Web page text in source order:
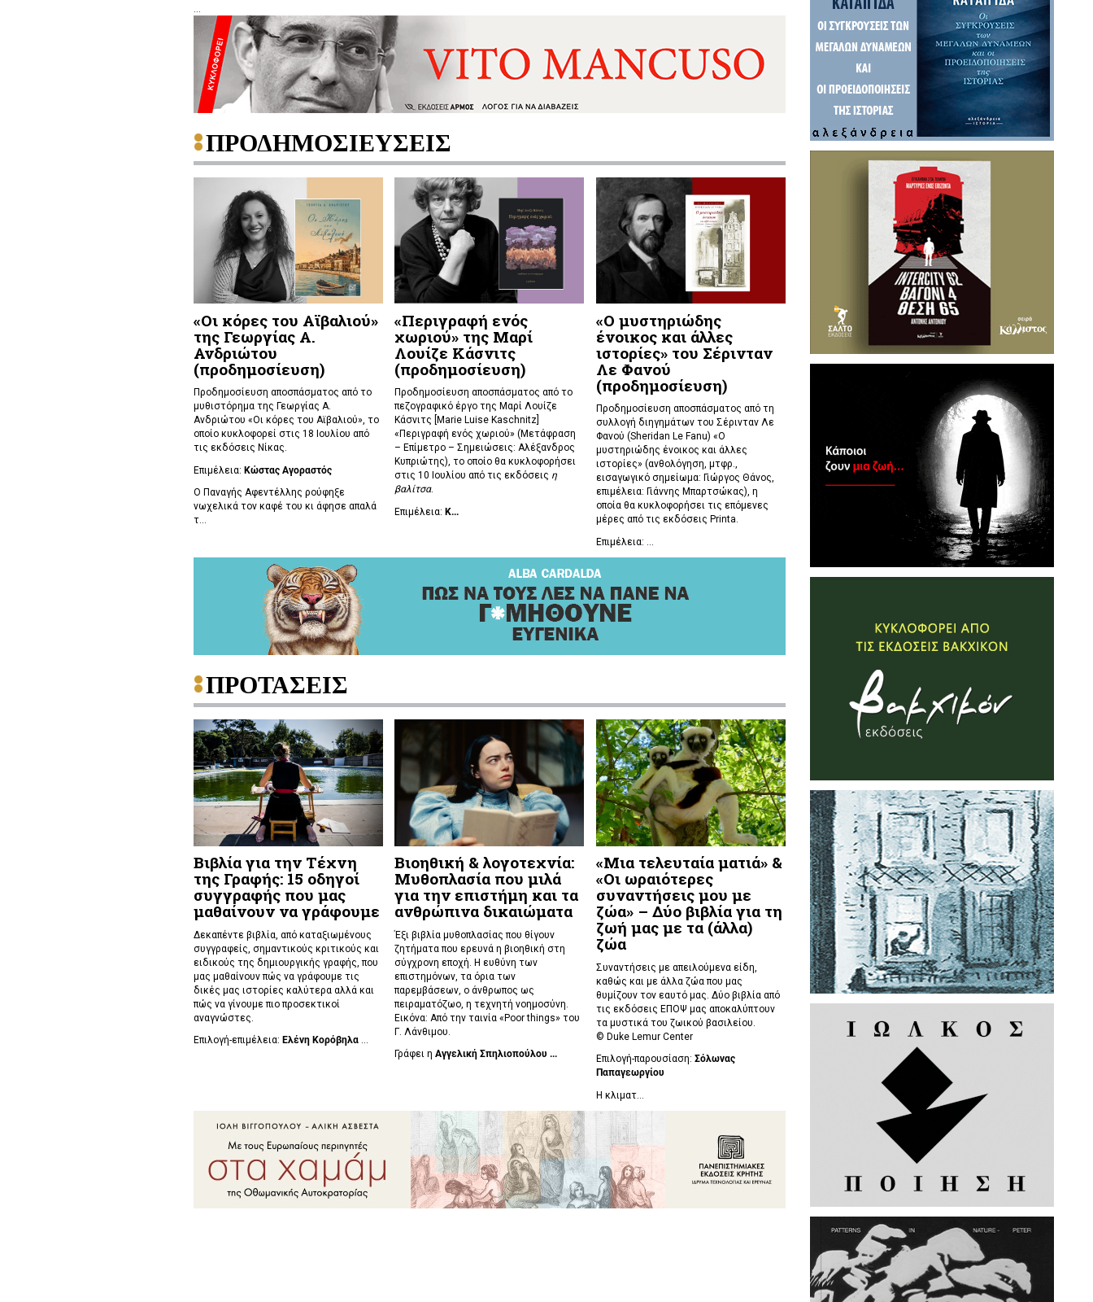
...
ΠΡΟΔΗΜΟΣΙΕΥΣΕΙΣ
«Οι κόρες του Αϊβαλιού»
της Γεωργίας Α.
Ανδριώτου
(προδημοσίευση)
Προδημοσίευση αποσπάσματος από το
μυθιστόρημα της Γεωργίας Α.
Ανδριώτου «Οι κόρες του Αϊβαλιού», το
οποίο κυκλοφορεί στις 18 Ιουλίου από
τις εκδόσεις Νίκας.
Επιμέλεια: Κώστας Αγοραστός
Ο Παναγής Αφεντέλλης ρούφηξε
νωχελικά τον καφέ του κι άφησε απαλά
τ...
«Περιγραφή ενός
χωριού» της Μαρί
Λουίζε Κάσνιτς
(προδημοσίευση)
Προδημοσίευση αποσπάσματος από το
πεζογραφικό έργο της Μαρί Λουίζε
Κάσνιτς [Marie Luise Kaschnitz]
«Περιγραφή ενός χωριού» (Μετάφραση
– Επίμετρο – Σημειώσεις: Αλέξανδρος
Κυπριώτης), το οποίο θα κυκλοφορήσει
στις 10 Ιουλίου από τις εκδόσεις η
βαλίτσα.
Επιμέλεια:Κ...
«Ο μυστηριώδης
ένοικος και άλλες
ιστορίες» του Σέρινταν
Λε Φανού
(προδημοσίευση)
Προδημοσίευση αποσπάσματος από τη
συλλογή διηγημάτων του Σέρινταν Λε
Φανού (Sheridan Le Fanu) «Ο
μυστηριώδης ένοικος και άλλες
ιστορίες» (ανθολόγηση, μτφρ.,
εισαγωγικό σημείωμα: Γιώργος Θάνος,
επιμέλεια: Γιάννης Μπαρτσώκας), η
οποία θα κυκλοφορήσει τις επόμενες
μέρες από τις εκδόσεις Printa.
Επιμέλεια: ...
ΠΡΟΤΑΣΕΙΣ
Βιβλία για την Τέχνη
της Γραφής: 15 οδηγοί
συγγραφής που μας
μαθαίνουν να γράφουμε
Δεκαπέντε βιβλία, από καταξιωμένους
συγγραφείς, σημαντικούς κριτικούς και
ειδικούς της δημιουργικής γραφής, που
μας μαθαίνουν πώς να γράφουμε τις
δικές μας ιστορίες καλύτερα αλλά και
πώς να γίνουμε πιο προσεκτικοί
αναγνώστες.
Επιλογή-επιμέλεια: Ελένη Κορόβηλα...
Βιοηθική & λογοτεχνία:
Μυθοπλασία που μιλά
για την επιστήμη και τα
ανθρώπινα δικαιώματα
Έξι βιβλία μυθοπλασίας που θίγουν
ζητήματα που ερευνά η βιοηθική στη
σύγχρονη εποχή. Η ευθύνη των
επιστημόνων, τα όρια των
παρεμβάσεων, ο άνθρωπος ως
πειραματόζωο, η τεχνητή νοημοσύνη.
Εικόνα: Από την ταινία «Poor things» του
Γ. Λάνθιμου.
Γράφει ηΑγγελική Σπηλιοπούλου ...
«Μια τελευταία ματιά» &
«Οι ωραιότερες
συναντήσεις μου με
ζώα» – Δύο βιβλία για τη
ζωή μας με τα (άλλα)
ζώα
Συναντήσεις με απειλούμενα είδη,
καθώς και με άλλα ζώα που μας
θυμίζουν τον εαυτό μας. Δύο βιβλία από
τις εκδόσεις ΕΠΟΨ μας αποκαλύπτουν
τα μυστικά του ζωικού βασιλείου.
© Duke Lemur Center
Επιλογή-παρουσίαση: Σόλωνας
Παπαγεωργίου
Η κλιματ...